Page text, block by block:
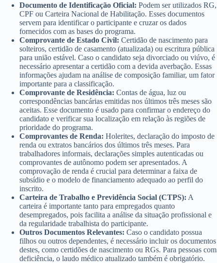
Documento de Identificação Oficial: Podem ser utilizados RG,
CPF ou Carteira Nacional de Habilitação. Esses documentos
servem para identificar o participante e cruzar os dados
fornecidos com as bases do programa.
Comprovante de Estado Civil: Certidão de nascimento para
solteiros, certidão de casamento (atualizada) ou escritura pública
para união estável. Caso o candidato seja divorciado ou viúvo, é
necessário apresentar a certidão com a devida averbação. Essas
informações ajudam na análise de composição familiar, um fator
importante para a classificação.
Comprovante de Residência: Contas de água, luz ou
correspondências bancárias emitidas nos últimos três meses são
aceitas. Esse documento é usado para confirmar o endereço do
candidato e verificar sua localização em relação às regiões de
prioridade do programa.
Comprovantes de Renda: Holerites, declaração do imposto de
renda ou extratos bancários dos últimos três meses. Para
trabalhadores informais, declarações simples autenticadas ou
comprovantes de autônomo podem ser apresentados. A
comprovação de renda é crucial para determinar a faixa de
subsídio e o modelo de financiamento adequado ao perfil do
inscrito.
Carteira de Trabalho e Previdência Social (CTPS): A
carteira é importante tanto para empregados quanto
desempregados, pois facilita a análise da situação profissional e
da regularidade trabalhista do participante.
Outros Documentos Relevantes: Caso o candidato possua
filhos ou outros dependentes, é necessário incluir os documentos
destes, como certidões de nascimento ou RGs. Para pessoas com
deficiência, o laudo médico atualizado também é obrigatório.